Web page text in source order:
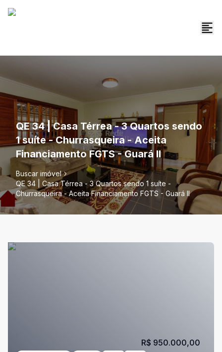
QE 34 | Casa Térrea - 3 Quartos sendo
1 suíte - Churrasqueira - Aceita
Financiamento FGTS - Guará II
Buscar imóvel
QE 34 | Casa Térrea - 3 Quartos sendo 1 suíte -
Churrasqueira - Aceita Financiamento FGTS - Guará II
R$ 950.000,00